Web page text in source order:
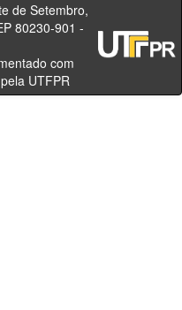
80230-901 -
- Brasil
com
UTFPR